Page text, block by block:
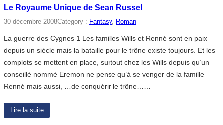
Le Royaume Unique de Sean Russel
30 décembre 2008Category : Fantasy, Roman
La guerre des Cygnes 1 Les familles Wills et Renné sont en paix
depuis un siècle mais la bataille pour le trône existe toujours. Et les
complots se mettent en place, surtout chez les Wills depuis qu’un
conseillé nommé Eremon ne pense qu’à se venger de la famille
Renné mais aussi, …de conquérir le trône……
Lire la suite